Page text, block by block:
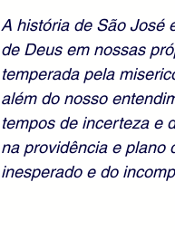
A história de São José
de Deus em nossas
temperada pela
além do nosso
tempos de incerteza e
na providência e plano
inesperado e do